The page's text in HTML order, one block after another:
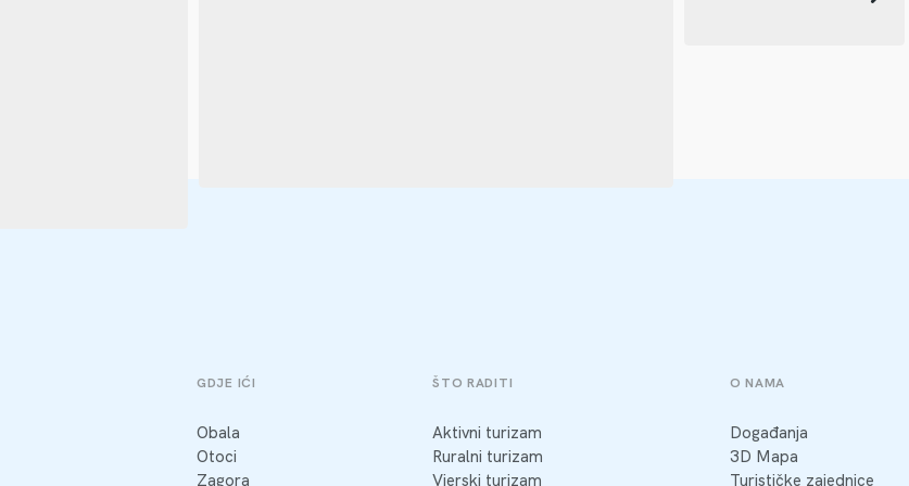
GDJE IĆI
Obala
Otoci
Zagora
ŠTO RADITI
Aktivni turizam
Ruralni turizam
Vjerski turizam
O NAMA
Događanja
3D Mapa
Turističke zajednice